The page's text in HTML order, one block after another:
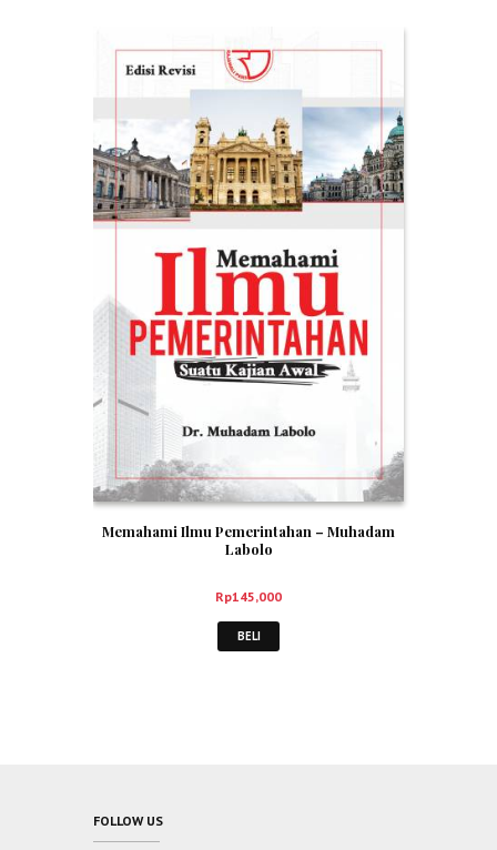
Memahami Ilmu Pemerintahan – Muhadam
Labolo
Rp145,000
BELI
FOLLOW US